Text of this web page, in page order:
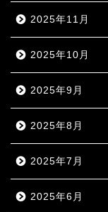
2025年11月
2025年10月
2025年9月
2025年8月
2025年7月
2025年6月